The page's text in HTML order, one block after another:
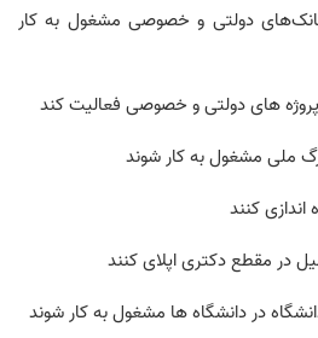
دولتی و خصوصی مشغول به کار
پروژه ‌های دولتی و خصوصی فعالیت کند
ملی مشغول به کار شوند
اندازی کنند
در مقطع دکتری اپلای کنند
در دانشگاه ها مشغول به کار شوند